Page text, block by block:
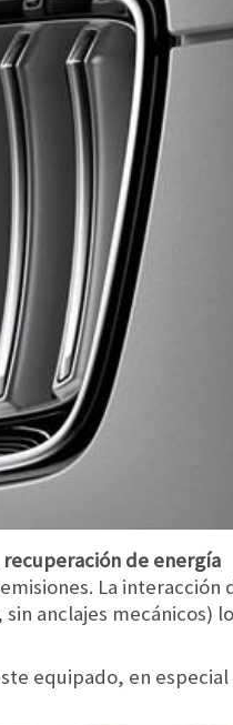
de energía
La interacción
anclajes mecánicos)
equipado, en especial